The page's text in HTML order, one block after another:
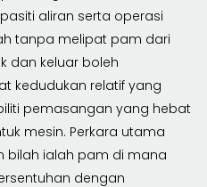
aliran serta operasi
tanpa melipat pam dari
dan keluar boleh
kedudukan relatif yang
pemasangan yang hebat
mesin. Perkara utama
bilah ialah pam di mana
dengan